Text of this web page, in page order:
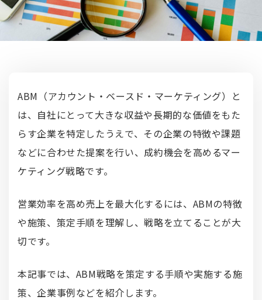
ABM（アカウント・ベースド・マーケティング）と
は、自社にとって大きな収益や長期的な価値をもた
らす企業を特定したうえで、その企業の特徴や課題
などに合わせた提案を行い、成約機会を高めるマー
ケティング戦略です。
営業効率を高め売上を最大化するには、ABMの特徴
や施策、策定手順を理解し、戦略を立てることが大
切です。
本記事では、ABM戦略を策定する手順や実施する施
策、企業事例などを紹介します。